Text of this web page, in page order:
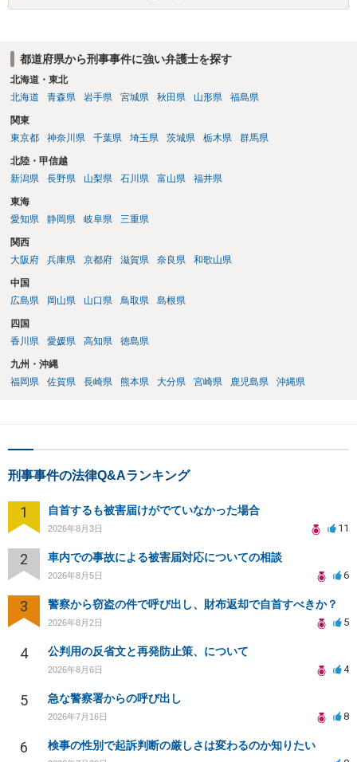
都道府県から刑事事件に強い弁護士を探す
北海道・東北
北海道
青森県 岩手県 宮城県 秋田県 山形県 福島県
関東
東京都
神奈川県 千葉県 埼玉県 茨城県 栃木県 群馬県
北陸・甲信越
新潟県
長野県 山梨県 石川県 富山県 福井県
東海
愛知県
静岡県 岐阜県 三重県
関西
大阪府
兵庫県 京都府 滋賀県 奈良県 和歌山県
中国
広島県
岡山県 山口県 鳥取県 島根県
四国
香川県
愛媛県 高知県 徳島県
九州・沖縄
福岡県
佐賀県 長崎県 熊本県 大分県 宮崎県 鹿児島県 沖縄県
刑事事件の法律Q&Aランキング
1 自首するも被害届けがでていなかった場合
2026年8月3日 11
2 車内での事故による被害届対応についての相談
2026年8月5日 6
3 警察から窃盗の件で呼び出し、財布返却で自首すべきか？
2026年8月2日 5
4 公判用の反省文と再発防止策、について
2026年8月6日 4
5 急な警察署からの呼び出し
2026年7月16日 8
6 検事の性別で起訴判断の厳しさは変わるのか知りたい